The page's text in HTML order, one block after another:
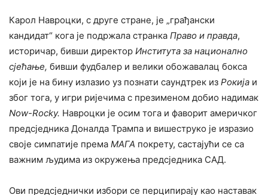
Карол Навроцки, с друге стране, је „грађански
кандидат“ кога је подржала странка Право и правда,
историчар, бивши директор Института за национално
сјећање, бивши фудбалер и велики обожавалац бокса
који је на бину излазио уз познати саундтрек из Рокија и
због тога, у игри ријечима с презименом добио надимак
Now-Rocky. Навроцки је осим тога и фаворит америчког
предсједника Доналда Трампа и вишеструко је изразио
своје симпатије према МАГА покрету, састајући се са
важним људима из окружења предсједника САД.
Ови предсједнички избори се перципирају као наставак